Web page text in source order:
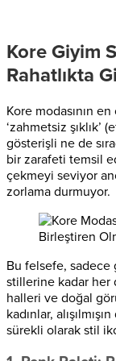
Kore Giyim
Rahatlıkta
Kore modasının
‘zahmetsiz şıklık’
gösterişli ne de
bir zarafeti temsil
çekmeyi seviyor
zorlama durmuyor.
Bu felsefe, sadece
stillerine kadar her
halleri ve doğal
kadınlar,
sürekli olarak stil